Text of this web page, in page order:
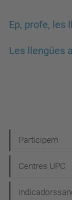
Ep, profe, les
Les llengües
a
v
Participem
Centres UPC